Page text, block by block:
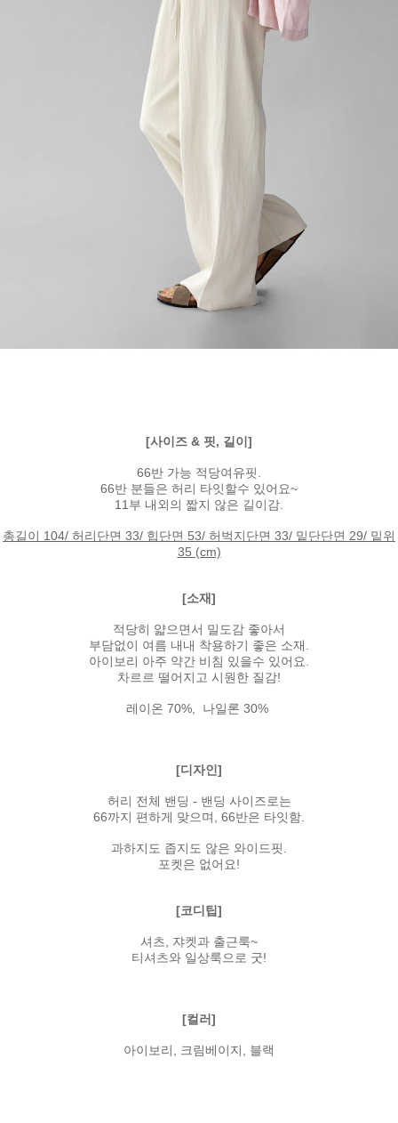
[사이즈 & 핏, 길이]
66반 가능 적당여유핏.
66반 분들은 허리 타잇할수 있어요~
11부 내외의 짧지 않은 길이감.
총길이 104/ 허리단면 33/ 힙단면 53/ 허벅지단면 33/ 밑단단면 29/ 밑위
35 (cm)
[소재]
적당히 얇으면서 밀도감 좋아서
부담없이 여름 내내 착용하기 좋은 소재.
아이보리 아주 약간 비침 있을수 있어요.
차르르 떨어지고 시원한 질감!
레이온 70%, 나일론 30%
[디자인]
허리 전체 밴딩 - 밴딩 사이즈로는
66까지 편하게 맞으며, 66반은 타잇함.
과하지도 좁지도 않은 와이드핏.
포켓은 없어요!
[코디팁]
셔츠, 쟈켓과 출근룩~
티셔츠와 일상룩으로 굿!
[컬러]
아이보리, 크림베이지, 블랙